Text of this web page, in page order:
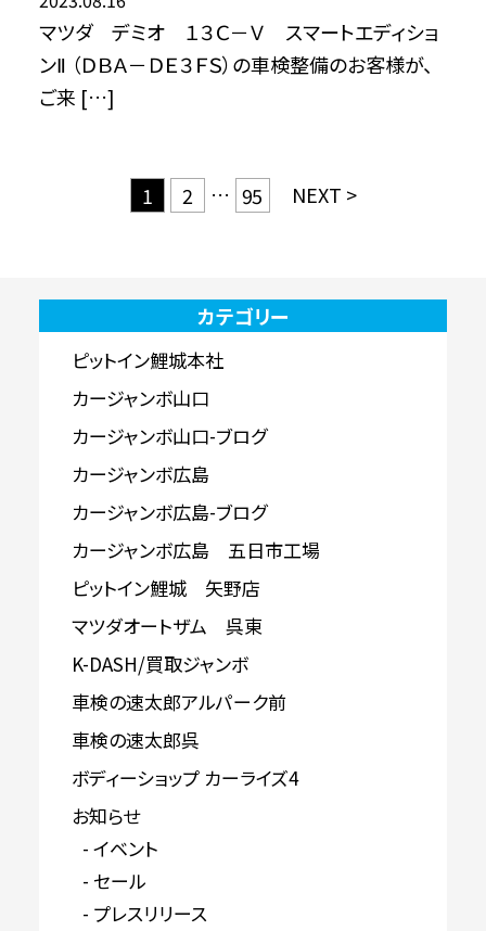
マツダ デミオ １３Ｃ－Ｖ スマートエディショ
ンⅡ （ＤＢＡ－ＤＥ３ＦＳ）の車検整備のお客様が、
ご来 […]
1 2 … 95 NEXT >
カテゴリー
ピットイン鯉城本社
カージャンボ山口
カージャンボ山口-ブログ
カージャンボ広島
カージャンボ広島-ブログ
カージャンボ広島 五日市工場
ピットイン鯉城 矢野店
マツダオートザム 呉東
K-DASH/買取ジャンボ
車検の速太郎アルパーク前
車検の速太郎呉
ボディーショップ カーライズ4
お知らせ
イベント
セール
プレスリリース